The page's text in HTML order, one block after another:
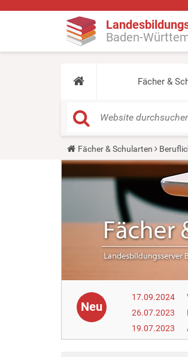
Baden-
Fächer &
Y
o
u
a
r
Fächer & Schularten
Neu
17.09.2024
26.07.2023
19.07.2023